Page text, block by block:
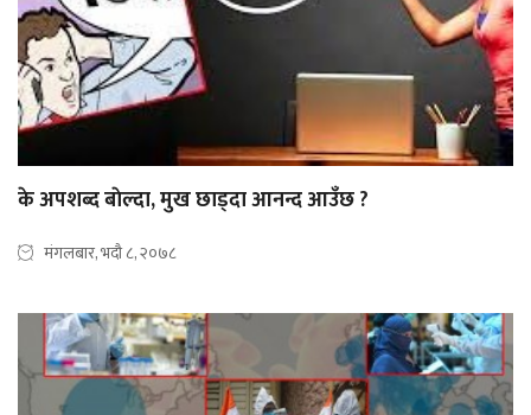
के अपशब्द बाेल्दा, मुख छाड्दा आनन्द आउँछ ?
मंगलबार, भदौ ८, २०७८